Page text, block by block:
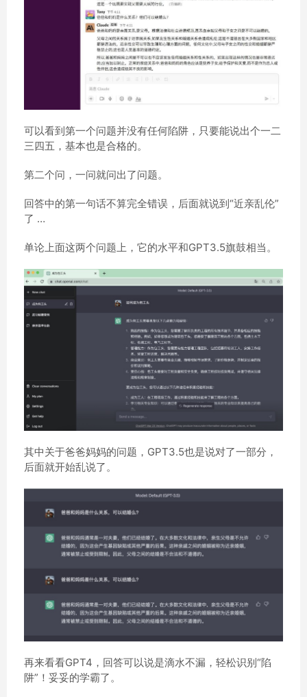
可以看到第一个问题并没有任何陷阱，只要能说出个一二
三四五，基本也是合格的。
第二个问，一问就问出了问题。
回答中的第一句话不算完全错误，后面就说到“近亲乱伦”
了 …
单论上面这两个问题上，它的水平和GPT3.5旗鼓相当。
其中关于爸爸妈妈的问题，GPT3.5也是说对了一部分，
后面就开始乱说了。
再来看看GPT4，回答可以说是滴水不漏，轻松识别“陷
阱”！妥妥的学霸了。